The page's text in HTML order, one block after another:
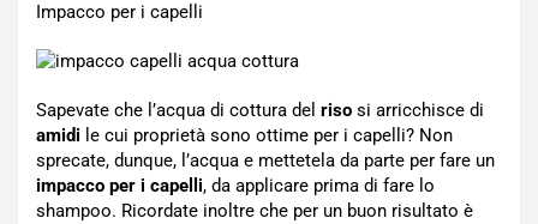
Impacco per i capelli
Sapevate che l’acqua di cottura del riso si arricchisce di
amidi le cui proprietà sono ottime per i capelli? Non
sprecate, dunque, l’acqua e mettetela da parte per fare un
impacco per i capelli, da applicare prima di fare lo
shampoo. Ricordate inoltre che per un buon risultato è